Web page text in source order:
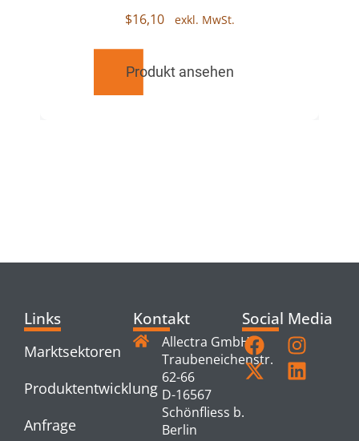
$16,10
Produkt ansehen
Links
Marktsektoren
Produktentwicklung
Anfrage
Kontakt
Allectra GmbH
Traubeneichenstr.
62-66
D-16567
Schönfliess b.
Berlin
Social Media